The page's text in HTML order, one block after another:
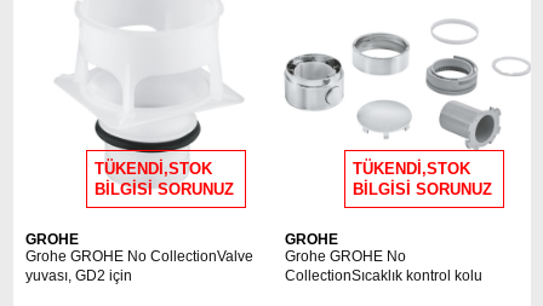
TÜKENDİ,STOK
BİLGİSİ SORUNUZ
GROHE
Grohe GROHE No CollectionValve
yuvası, GD2 için
TÜKENDİ,STOK
BİLGİSİ SORUNUZ
GROHE
Grohe GROHE No
CollectionSıcaklık kontrol kolu